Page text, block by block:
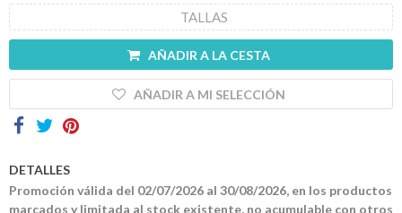
TALLAS
AÑADIR A LA CESTA
AÑADIR A MI SELECCIÓN
DETALLES
Promoción válida del 02/07/2026 al 30/08/2026, en los productos
marcados y limitada al stock existente, no acumulable con otros